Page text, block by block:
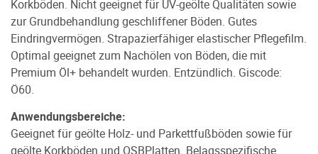
Korkböden. Nicht geeignet für UV-geölte Qualitäten sowie
zur Grundbehandlung geschliffener Böden. Gutes
Eindringvermögen. Strapazierfähiger elastischer Pflegefilm.
Optimal geeignet zum Nachölen von Böden, die mit
Premium Öl+ behandelt wurden. Entzündlich. Giscode:
Ö60.
Anwendungsbereiche:
Geeignet für geölte Holz- und Parkettfußböden sowie für
geölte Korkböden und OSBPlatten. Belagsspezifische